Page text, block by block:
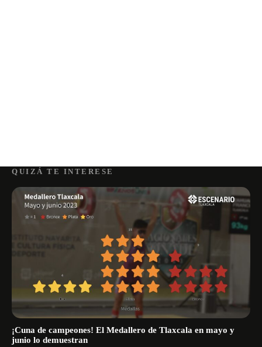
QUIZÁ TE INTERESE
¡Cuna de campeones! El Medallero de Tlaxcala en mayo y
junio lo demuestran